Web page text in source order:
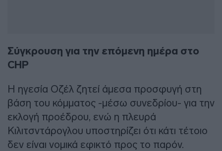
Σύγκρουση για την επόμενη ημέρα στο
CHP
Η ηγεσία Οζέλ ζητεί άμεσα προσφυγή στη
βάση του κόμματος -μέσω συνεδρίου- για την
εκλογή προέδρου, ενώ η πλευρά
Κιλιτσντάρογλου υποστηρίζει ότι κάτι τέτοιο
δεν είναι νομικά εφικτό προς το παρόν.